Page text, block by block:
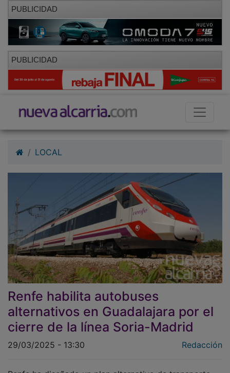
PUBLICIDAD
PUBLICIDAD
Renfe habilita autobuses
alternativos en Guadalajara por el
cierre de la línea Soria-Madrid